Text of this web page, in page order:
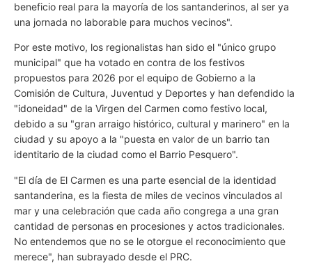
beneficio real para la mayoría de los santanderinos, al ser ya
una jornada no laborable para muchos vecinos".
Por este motivo, los regionalistas han sido el "único grupo
municipal" que ha votado en contra de los festivos
propuestos para 2026 por el equipo de Gobierno a la
Comisión de Cultura, Juventud y Deportes y han defendido la
"idoneidad" de la Virgen del Carmen como festivo local,
debido a su "gran arraigo histórico, cultural y marinero" en la
ciudad y su apoyo a la "puesta en valor de un barrio tan
identitario de la ciudad como el Barrio Pesquero".
"El día de El Carmen es una parte esencial de la identidad
santanderina, es la fiesta de miles de vecinos vinculados al
mar y una celebración que cada año congrega a una gran
cantidad de personas en procesiones y actos tradicionales.
No entendemos que no se le otorgue el reconocimiento que
merece", han subrayado desde el PRC.